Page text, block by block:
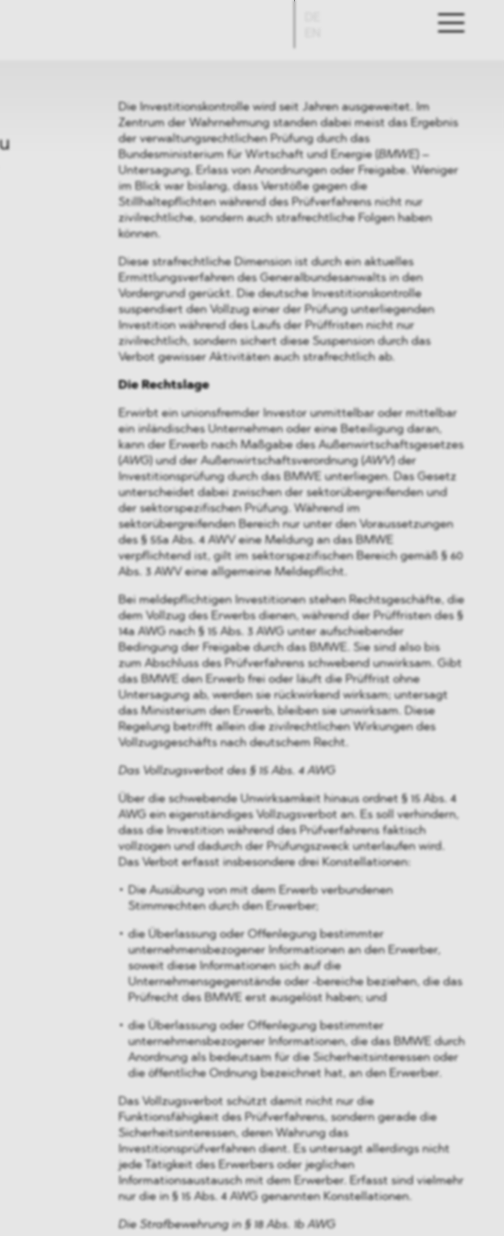
Die Investitionskontrolle wird seit Jahren ausgeweitet. Im
Zentrum der Wahrnehmung standen dabei meist das Ergebnis
der verwaltungsrechtlichen Prüfung durch das
Bundesministerium für Wirtschaft und Energie ( BMWE) –
Untersagung, Erlass von Anordnungen oder Freigabe. Weniger
im Blick war bislang, dass Verstöße gegen die
Stillhaltepflichten während des Prüfverfahrens nicht nur
zivilrechtliche, sondern auch strafrechtliche Folgen haben
können.
Diese strafrechtliche Dimension ist durch ein aktuelles
Ermittlungsverfahren des Generalbundesanwalts in den
Vordergrund gerückt. Die deutsche Investitionskontrolle
suspendiert den Vollzug einer der Prüfung unterliegenden
Investition während des Laufs der Prüffristen nicht nur
zivilrechtlich, sondern sichert diese Suspension durch das
Verbot gewisser Aktivitäten auch strafrechtlich ab.
Die Rechtslage
Erwirbt ein unionsfremder Investor unmittelbar oder mittelbar
ein inländisches Unternehmen oder eine Beteiligung daran,
kann der Erwerb nach Maßgabe des Außenwirtschaftsgesetzes
(AWG) und der Außenwirtschaftsverordnung (AWV) der
Investitionsprüfung durch das BMWE unterliegen. Das Gesetz
unterscheidet dabei zwischen der sektorübergreifenden und
der sektorspezifischen Prüfung. Während im
sektorübergreifenden Bereich nur unter den Voraussetzungen
des § 55a Abs. 4 AWV eine Meldung an das BMWE
verpflichtend ist, gilt im sektorspezifischen Bereich gemäß § 60
Abs. 3 AWV eine allgemeine Meldepflicht.
Bei meldepflichtigen Investitionen stehen Rechtsgeschäfte, die
dem Vollzug des Erwerbs dienen, während der Prüffristen des §
14a AWG nach § 15 Abs. 3 AWG unter aufschiebender
Bedingung der Freigabe durch das BMWE. Sie sind also bis
zum Abschluss des Prüfverfahrens schwebend unwirksam. Gibt
das BMWE den Erwerb frei oder läuft die Prüffrist ohne
Untersagung ab, werden sie rückwirkend wirksam; untersagt
das Ministerium den Erwerb, bleiben sie unwirksam. Diese
Regelung betrifft allein die zivilrechtlichen Wirkungen des
Vollzugsgeschäfts nach deutschem Recht.
Das Vollzugsverbot des § 15 Abs. 4 AWG
Über die schwebende Unwirksamkeit hinaus ordnet § 15 Abs. 4
AWG ein eigenständiges Vollzugsverbot an. Es soll verhindern,
dass die Investition während des Prüfverfahrens faktisch
vollzogen und dadurch der Prüfungszweck unterlaufen wird.
Das Verbot erfasst insbesondere drei Konstellationen:
Die Ausübung von mit dem Erwerb verbundenen
Stimmrechten durch den Erwerber;
die Überlassung oder Offenlegung bestimmter
unternehmensbezogener Informationen an den Erwerber,
soweit diese Informationen sich auf die
Unternehmensgegenstände oder -bereiche beziehen, die das
Prüfrecht des BMWE erst ausgelöst haben; und
die Überlassung oder Offenlegung bestimmter
unternehmensbezogener Informationen, die das BMWE durch
Anordnung als bedeutsam für die Sicherheitsinteressen oder
die öffentliche Ordnung bezeichnet hat, an den Erwerber.
Das Vollzugsverbot schützt damit nicht nur die
Funktionsfähigkeit des Prüfverfahrens, sondern gerade die
Sicherheitsinteressen, deren Wahrung das
Investitionsprüfverfahren dient. Es untersagt allerdings nicht
jede Tätigkeit des Erwerbers oder jeglichen
Informationsaustausch mit dem Erwerber. Erfasst sind vielmehr
nur die in § 15 Abs. 4 AWG genannten Konstellationen.
Die Strafbewehrung in § 18 Abs. 1b AWG